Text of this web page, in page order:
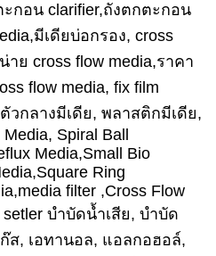
กอน clarifier,ถังตกตะกอน
มีเดียบ่อกรอง, cross
าย cross flow media,ราคา
flow media, fix film
วกลางมีเดีย, พลาสติกมีเดีย,
Spiral Ball
Media,Small Bio
Ring
filter ,Cross Flow
setler บำบัดน้ำเสีย, บำบัด
ส, เอทานอล, แอลกอฮอล์,